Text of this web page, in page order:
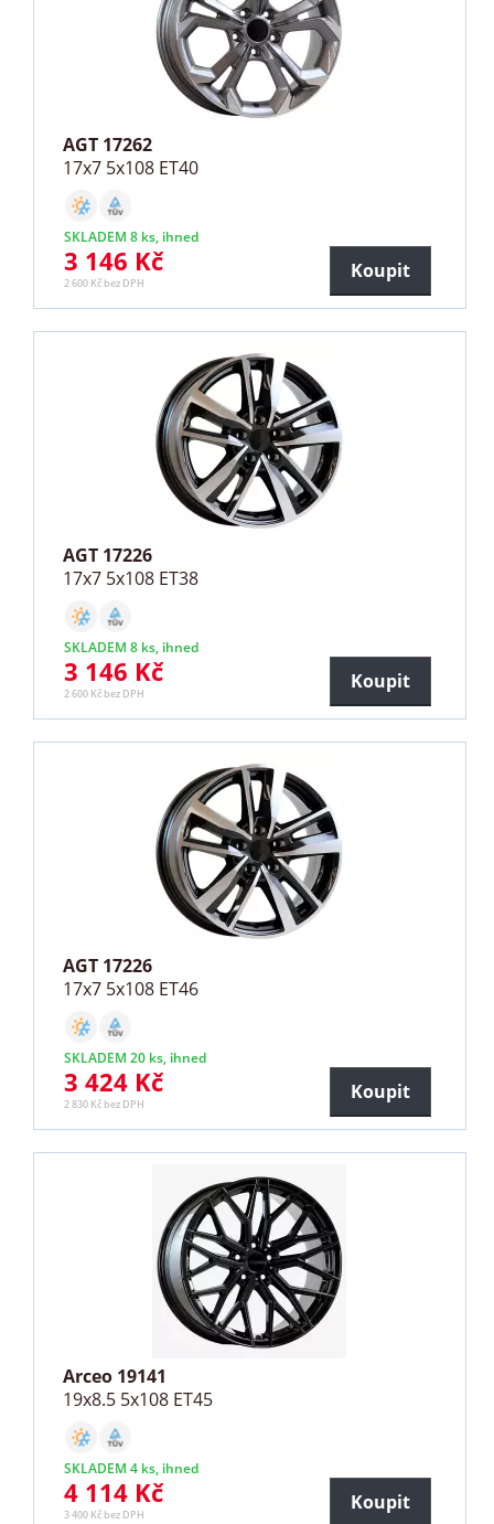
AGT 17262
17x7 5x108 ET40
SKLADEM 8 ks, ihned
3 146 Kč
2 600 Kč bez DPH
Koupit
AGT 17226
17x7 5x108 ET38
SKLADEM 8 ks, ihned
3 146 Kč
2 600 Kč bez DPH
Koupit
AGT 17226
17x7 5x108 ET46
SKLADEM 20 ks, ihned
3 424 Kč
2 830 Kč bez DPH
Koupit
Arceo 19141
19x8.5 5x108 ET45
SKLADEM 4 ks, ihned
4 114 Kč
3 400 Kč bez DPH
Koupit